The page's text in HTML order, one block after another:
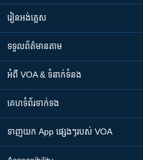
រៀន​​អង់គ្លេស
ទទួល​ព័ត៌មាន​តាម
អំពី​ VOA & ទំនាក់ទំនង
គេហទំព័រ​​ទាក់ទង
ទាញយក​ App ផ្សេងៗ​របស់​ VOA